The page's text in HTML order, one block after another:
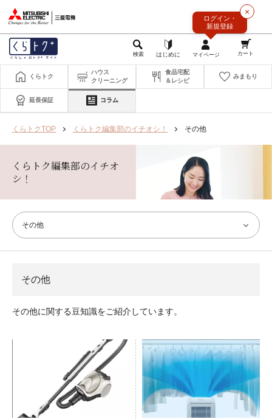
×
ログイン・
新規登録
くらトク
ハウス
クリーニング
食品宅配
＆レシピ
みまもり
延長保証 コラム
くらトクTOP くらトク編集部のイチオシ！ その他
くらトク編集部のイチオ
シ！
その他
その他に関する豆知識をご紹介しています。